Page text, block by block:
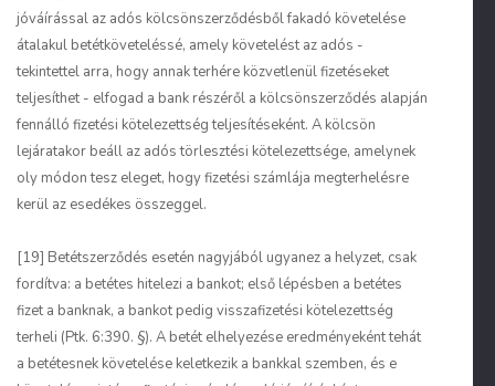
jóváírással az adós kölcsönszerződésből fakadó követelése
átalakul betétköveteléssé, amely követelést az adós -
tekintettel arra, hogy annak terhére közvetlenül fizetéseket
teljesíthet - elfogad a bank részéről a kölcsönszerződés alapján
fennálló fizetési kötelezettség teljesítéseként. A kölcsön
lejáratakor beáll az adós törlesztési kötelezettsége, amelynek
oly módon tesz eleget, hogy fizetési számlája megterhelésre
kerül az esedékes összeggel.
[19] Betétszerződés esetén nagyjából ugyanez a helyzet, csak
fordítva: a betétes hitelezi a bankot; első lépésben a betétes
fizet a banknak, a bankot pedig visszafizetési kötelezettség
terheli (Ptk. 6:390. §). A betét elhelyezése eredményeként tehát
a betétesnek követelése keletkezik a bankkal szemben, és e